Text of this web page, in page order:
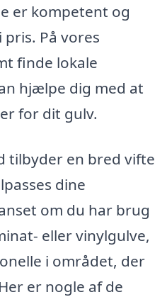
er kompetent og
På vores
finde lokale
hjælpe dig med at
for dit gulv.
tilbyder en bred vifte
dine
om du har brug
eller vinylgulve,
i området, der
er nogle af de